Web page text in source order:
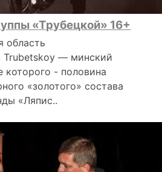
«Трубецкой» 16+
область
— минский
которого - половина
«золотого» состава
«Ляпис..